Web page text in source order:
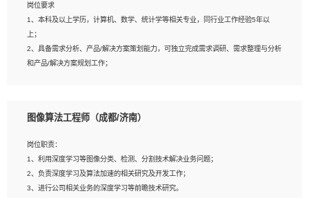
岗位要求：
1、全日制统招本科及以上学历，计算机相关专业毕业，5年以上开发工作经验；
2、具有扎实的java编程功底和良好的编码习惯，有分布式、多线程及高并发系统开
发经验和性能调优经验尤佳；熟悉JVM调优；掌握基础中间件、基础架构方案和云
平台、云产品功能特性，熟练使用相关平台的功能和了解其背后实现机制；
研发管理流程建设经验；
种常用框架和技术Springboot、Shiro、springcloud等；熟悉Linux常用命令和了解
常用脚本语言，较丰富的线上系统运维经验，复杂问题排查思路清晰。
岗位要求
1、本科及以上学历，计算机、数学、统计学等相关专业，同行业工作经验5年以
上；
2、具备需求分析、产品/解决方案策划能力，可独立完成需求调研、需求整理与分析
和产品/解决方案规划工作；
相关的解决方案，包括视频分析、图像识别、NLP、OCR、机器学习等；
AI算法框架，对人脸识别、目标检测、图像识别、OCR、NLP等AI算法有深刻理
解。具有AI平台级产品/解决方案从业经验者优先。具有大数据技术背景者优先；
6、具备良好的客户意识与沟通能力，善于学习思考、创新与团队协作，认真负责、
执行力与抗压力强。
图像算法工程师（成都/济南）
岗位职责：
1、利用深度学习等图像分类、检测、分割技术解决业务问题；
2、负责深度学习及算法加速的相关研究及开发工作；
3、进行公司相关业务的深度学习等前瞻技术研究。